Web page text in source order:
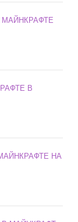
В
НА